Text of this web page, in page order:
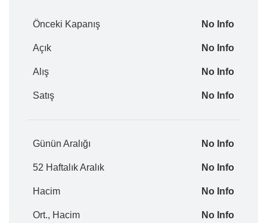
Önceki Kapanış No Info
Açık No Info
Alış No Info
Satış No Info
Günün Aralığı No Info
52 Haftalık Aralık No Info
Hacim No Info
Ort., Hacim No Info